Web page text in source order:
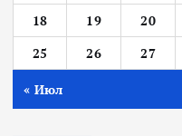
18
19 20
25
26 27
« Июл